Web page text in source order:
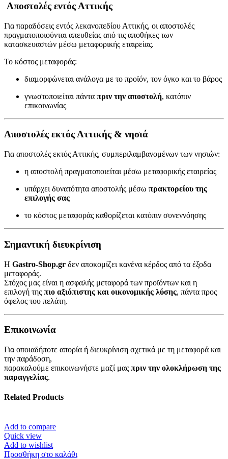
Αποστολές εντός Αττικής
Για παραδόσεις εντός λεκανοπεδίου Αττικής, οι αποστολές
πραγματοποιούνται απευθείας από τις αποθήκες των
κατασκευαστών μέσω μεταφορικής εταιρείας.
Το κόστος μεταφοράς:
διαμορφώνεται ανάλογα με το προϊόν, τον όγκο και το βάρος
γνωστοποιείται πάντα πριν την αποστολή, κατόπιν
επικοινωνίας
Αποστολές εκτός Αττικής & νησιά
Για αποστολές εκτός Αττικής, συμπεριλαμβανομένων των νησιών:
η αποστολή πραγματοποιείται μέσω μεταφορικής εταιρείας
υπάρχει δυνατότητα αποστολής μέσω πρακτορείου της
επιλογής σας
το κόστος μεταφοράς καθορίζεται κατόπιν συνεννόησης
Σημαντική διευκρίνιση
Η Gastro-Shop.gr δεν αποκομίζει κανένα κέρδος από τα έξοδα
μεταφοράς.
Στόχος μας είναι η ασφαλής μεταφορά των προϊόντων και η
επιλογή της πιο αξιόπιστης και οικονομικής λύσης, πάντα προς
όφελος του πελάτη.
Επικοινωνία
Για οποιαδήποτε απορία ή διευκρίνιση σχετικά με τη μεταφορά και
την παράδοση,
παρακαλούμε επικοινωνήστε μαζί μας πριν την ολοκλήρωση της
παραγγελίας.
Related Products
Add to compare
Quick view
Add to wishlist
Προσθήκη στο καλάθι